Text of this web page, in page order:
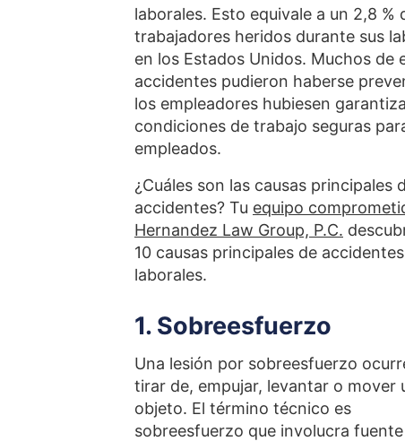
laborales. Esto equivale a un 2,8 %
trabajadores heridos durante sus
en los Estados Unidos. Muchos de
accidentes pudieron haberse
los empleadores hubiesen
condiciones de trabajo seguras
empleados.
¿Cuáles son las causas principales
accidentes? Tu equipo
Hernandez Law Group, P.C.
10 causas principales de accidentes
laborales.
1. Sobreesfuerzo
Una lesión por sobreesfuerzo
tirar de, empujar, levantar o mover
objeto. El término técnico es
sobreesfuerzo que involucra fuente